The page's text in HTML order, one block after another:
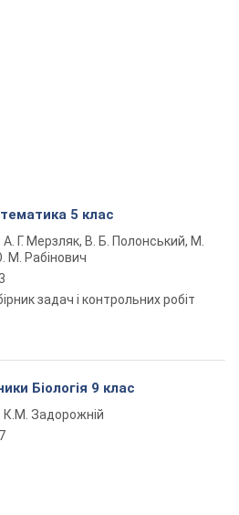
5 клас
А. Г. Мерзляк, В. Б. Полонський, М.
М. Рабінович
задач і контрольних робіт
Біологія 9 клас
К.М. Задорожній